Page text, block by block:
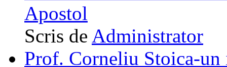
Apostol
Scris de Administrator
Prof. Corneliu Stoica-